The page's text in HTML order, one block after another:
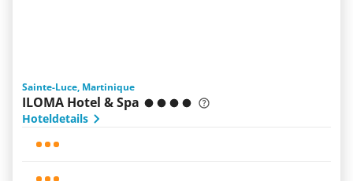
Sainte-Luce, Martinique
ILOMA Hotel & Spa
Hoteldetails